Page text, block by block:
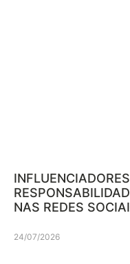
NAS REDES
24/07/2026